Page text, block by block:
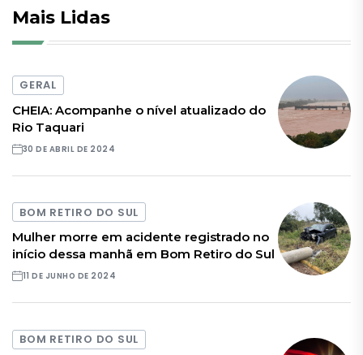
Mais Lidas
GERAL
CHEIA: Acompanhe o nível atualizado do
Rio Taquari
30 DE ABRIL DE 2024
BOM RETIRO DO SUL
Mulher morre em acidente registrado no
início dessa manhã em Bom Retiro do Sul
11 DE JUNHO DE 2024
BOM RETIRO DO SUL